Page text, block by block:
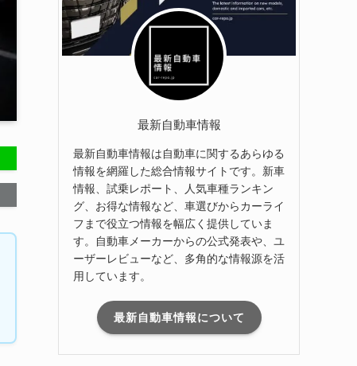
最新自動車情報
最新自動車情報は自動車に関するあらゆる
情報を網羅した総合情報サイトです。新車
情報、試乗レポート、人気車種ランキン
グ、お得な情報など、車選びからカーライ
フまで役立つ情報を幅広く提供していま
す。自動車メーカーからの公式発表や、ユ
ーザーレビューなど、多角的な情報源を活
用しています。
最新自動車情報について